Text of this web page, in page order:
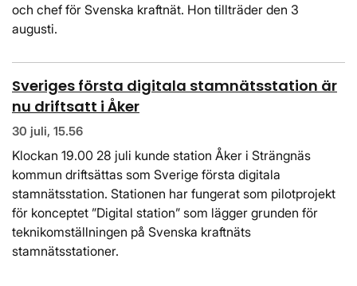
och chef för Svenska kraftnät. Hon tillträder den 3
augusti.
Sveriges första digitala stamnätsstation är
nu driftsatt i Åker
30 juli, 15.56
Klockan 19.00 28 juli kunde station Åker i Strängnäs
kommun driftsättas som Sverige första digitala
stamnätsstation. Stationen har fungerat som pilotprojekt
för konceptet ”Digital station” som lägger grunden för
teknikomställningen på Svenska kraftnäts
stamnätsstationer.